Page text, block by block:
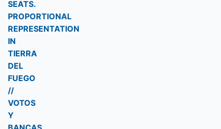
SEATS.
PROPORTIONAL
REPRESENTATION
IN
TIERRA
DEL
FUEGO
//
VOTOS
Y